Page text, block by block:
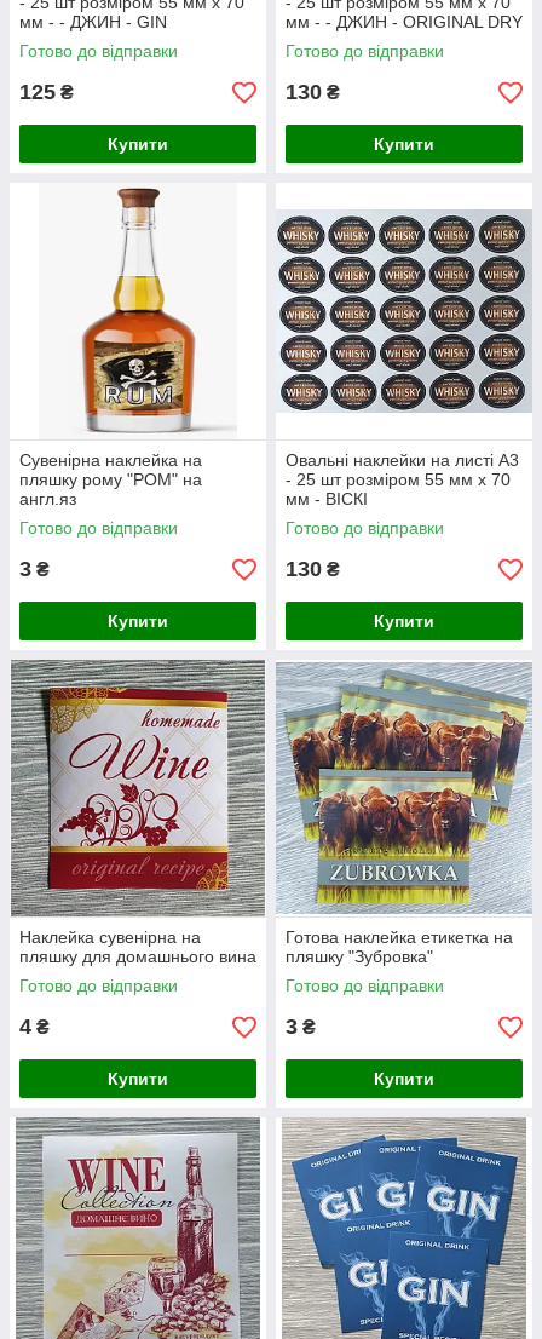
мм - - ДЖИН - GIN
Готово до відправки
125 ₴
Купити
мм - - ДЖИН - ORIGINAL DRY
GIN
Готово до відправки
130 ₴
Купити
Сувенірна наклейка на
пляшку рому "РОМ" на
англ.яз
Готово до відправки
3 ₴
Купити
Овальні наклейки на листі А3
- 25 шт розміром 55 мм х 70
мм - ВІСКІ
Готово до відправки
130 ₴
Купити
Наклейка сувенірна на
пляшку для домашнього вина
Готово до відправки
4 ₴
Купити
Готова наклейка етикетка на
пляшку "Зубровка"
Готово до відправки
3 ₴
Купити